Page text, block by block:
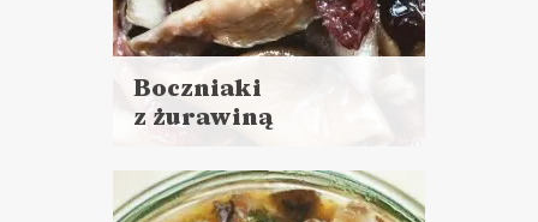
Boczniaki
z żurawiną
więcej
Czas przygotowania:
do 30 minut